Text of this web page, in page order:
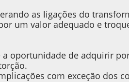
as ligações do
um valor adequado e
oportunidade de adquirir
com exceção dos